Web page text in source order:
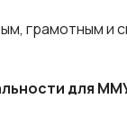
грамотным и
для